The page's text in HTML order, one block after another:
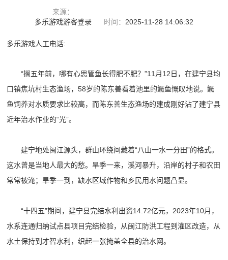
来源：
多乐游戏游客登录
时间： 2025-11-28 14:06:32
多乐游戏人工电话:
“搁五年前，哪有心思管鱼长得肥不肥？”11月12日，在建宁县均
口镇焦坑村生态渔场，58岁的陈东善看着池里的鳜鱼慨叹地说。鳜
鱼饲养对水质要求比较高，而陈东善生态渔场的建成刚好沾了建宁县
近年治水作业的“光”。
建宁地处闽江源头，群山环绕间藏着“八山一水一分田”的格式。
这水曾是当地人最大的愁。旱季一来，溪河暴升，沿岸的村子和农田
常常被淹；旱季一到，缺水区域作物和乡民用水问题凸显。
“十四五”期间，建宁县完结水利出资14.72亿元，2023年10月，
水系连通归纳试点县项目完结检验，从闽江防洪工程到灌区改造，从
水土保持到才智水利，织起一张掩盖全县的治水网。